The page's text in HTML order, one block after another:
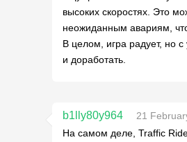
высоких скоростях. Это
неожиданным авариям,
В целом, игра радует, но
и доработать.
b1lly80y964
21
На самом деле, Traffic